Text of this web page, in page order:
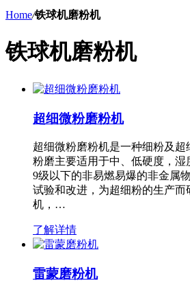
Home/铁球机磨粉机
铁球机磨粉机
超细微粉磨粉机
超细微粉磨粉机是一种细粉及
粉磨主要适用于中、低硬度，湿
9级以下的非易燃易爆的非金属
试验和改进，为超细粉的生产而
机，…
了解详情
雷蒙磨粉机